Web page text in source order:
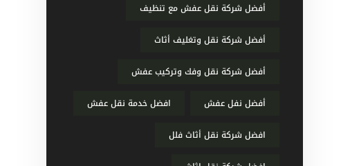
أفضل شركة نقل عفش مع تنظيف
أفضل شركة نقل وتغليف أثاث
أفضل شركة نقل وفك وتركيب عفش
أفضل نفل عفش افضل خدمة نقل عفش
افضل شركة نقل أثاث فلل